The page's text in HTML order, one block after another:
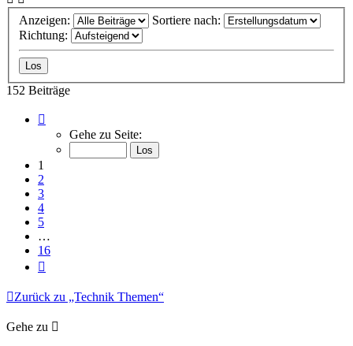
Anzeigen:
Sortiere nach:
Richtung:
152 Beiträge
von
Gehe zu Seite:
1
2
3
4
5
…
16
Zurück zu „Technik Themen“
Gehe zu